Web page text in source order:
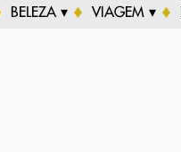
BELEZA ▾ VIAGEM ▾